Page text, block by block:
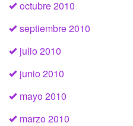
octubre 2010
septiembre 2010
julio 2010
junio 2010
mayo 2010
marzo 2010